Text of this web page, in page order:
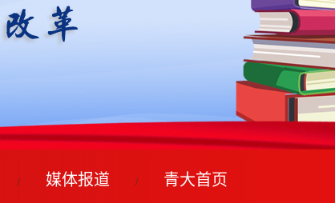
/ 媒体报道 / 青大首页